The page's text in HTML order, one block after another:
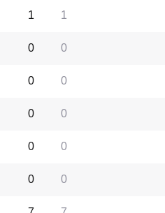
1
1
0
0
0
0
0
0
0
0
0
0